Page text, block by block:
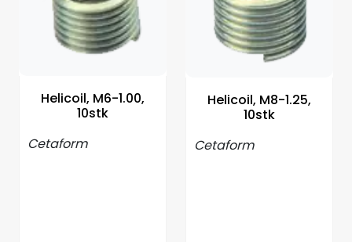
Helicoil, M6-1.00,
10stk
Cetaform
Helicoil, M8-1.25,
10stk
Cetaform